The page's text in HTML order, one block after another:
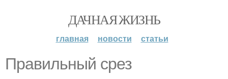
ДАЧНАЯ ЖИЗНЬ
главная новости статьи
Правильный срез